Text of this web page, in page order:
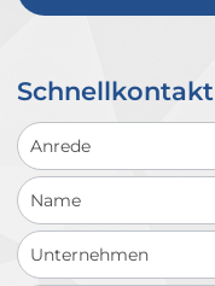
Schnellkontakt
Schnellkontakt